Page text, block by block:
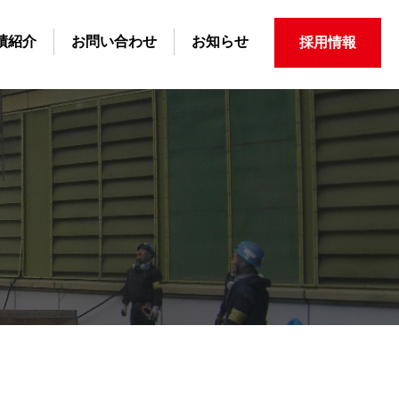
紹介 お問い合わせ お知らせ 採用情報